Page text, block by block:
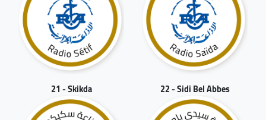
21 - Skikda 22 - Sidi Bel Abbes